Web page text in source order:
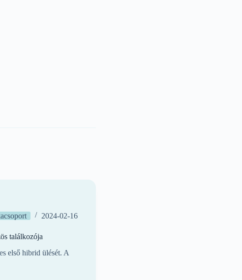
2024-02-16
találkozója
első hibrid ülését. A